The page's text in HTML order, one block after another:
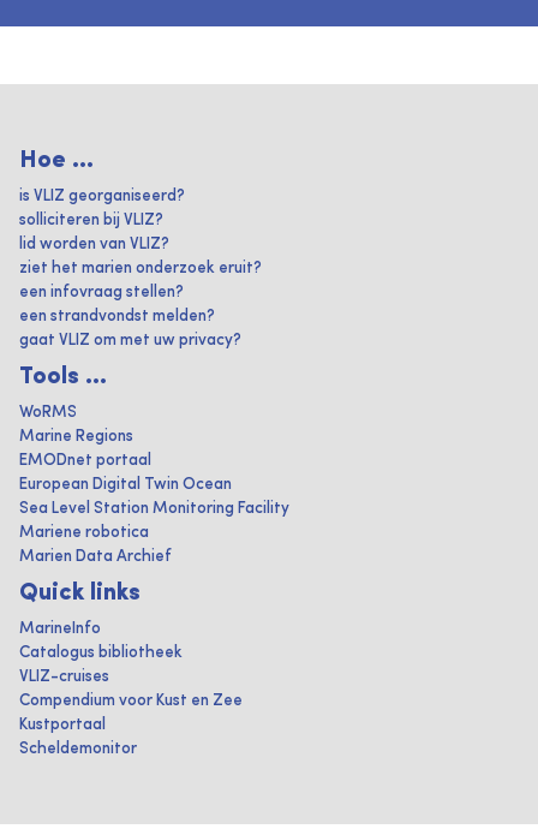
Hoe ...
is VLIZ georganiseerd?
solliciteren bij VLIZ?
lid worden van VLIZ?
ziet het marien onderzoek eruit?
een infovraag stellen?
een strandvondst melden?
gaat VLIZ om met uw privacy?
Tools ...
WoRMS
Marine Regions
EMODnet portaal
European Digital Twin Ocean
Sea Level Station Monitoring Facility
Mariene robotica
Marien Data Archief
Quick links
MarineInfo
Catalogus bibliotheek
VLIZ-cruises
Compendium voor Kust en Zee
Kustportaal
Scheldemonitor